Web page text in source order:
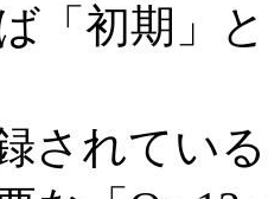
「初期」
されてい